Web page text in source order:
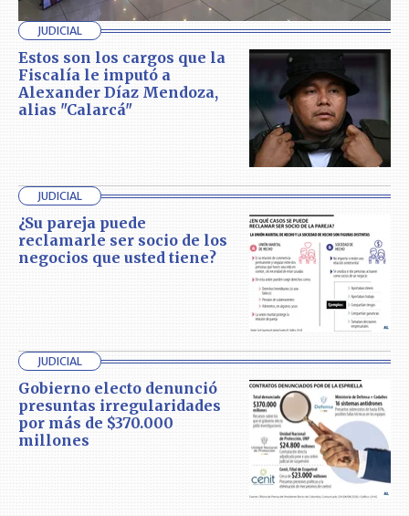
JUDICIAL
Estos son los cargos que la
Fiscalía le imputó a
Alexander Díaz Mendoza,
alias "Calarcá"
JUDICIAL
¿Su pareja puede
reclamarle ser socio de los
negocios que usted tiene?
JUDICIAL
Gobierno electo denunció
presuntas irregularidades
por más de $370.000
millones